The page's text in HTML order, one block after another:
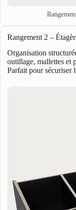
Rangement 2 –
Organisation
outillage, mallettes et
Parfait pour sécuriser